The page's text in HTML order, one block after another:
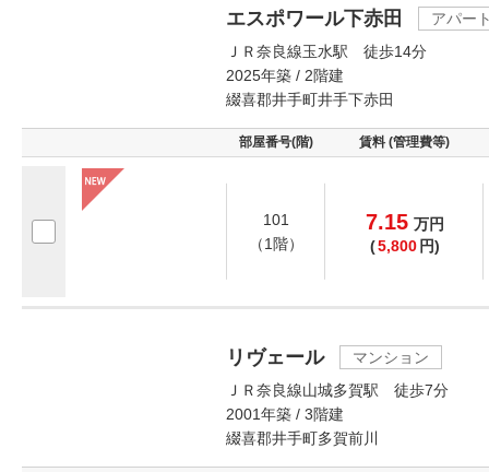
エスポワール下赤田
アパー
ＪＲ奈良線玉水駅 徒歩14分
2025年築 / 2階建
綴喜郡井手町井手下赤田
部屋番号(階) 賃料 (管理費等)
101
（1階）
7.15 万円
(5,800 円)
リヴェール
マンション
ＪＲ奈良線山城多賀駅 徒歩7分
2001年築 / 3階建
綴喜郡井手町多賀前川